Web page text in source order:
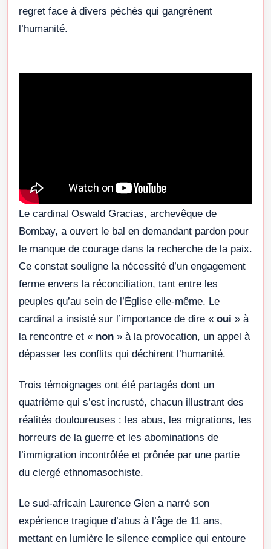
regret face à divers péchés qui gangrènent
l’humanité.
Le cardinal Oswald Gracias, archevêque de
Bombay, a ouvert le bal en demandant pardon pour
le manque de courage dans la recherche de la paix.
Ce constat souligne la nécessité d’un engagement
ferme envers la réconciliation, tant entre les
peuples qu’au sein de l’Église elle-même. Le
cardinal a insisté sur l’importance de dire « oui » à
la rencontre et « non » à la provocation, un appel à
dépasser les conflits qui déchirent l’humanité.
Trois témoignages ont été partagés dont un
quatrième qui s’est incrusté, chacun illustrant des
réalités douloureuses : les abus, les migrations, les
horreurs de la guerre et les abominations de
l’immigration incontrôlée et prônée par une partie
du clergé ethnomasochiste.
Le sud-africain Laurence Gien a narré son
expérience tragique d’abus à l’âge de 11 ans,
mettant en lumière le silence complice qui entoure